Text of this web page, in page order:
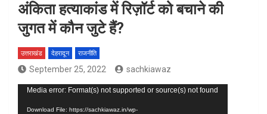
अंकिता हत्याकांड में रिज़ॉर्ट को बचाने की
जुगत में कौन जुटे हैं?
उत्तराखंड देहरादून राजनीति
September 25, 2022 sachkiawaz
Video
Player
Media error: Format(s) not supported or source(s) not found
Download File: https://sachkiawaz.in/wp-